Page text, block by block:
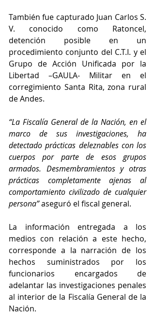
También fue capturado Juan Carlos S.
V. conocido como Ratoncel,
detención posible en un
procedimiento conjunto del C.T.I. y el
Grupo de Acción Unificada por la
Libertad –GAULA- Militar en el
corregimiento Santa Rita, zona rural
de Andes.
“La Fiscalía General de la Nación, en el
marco de sus investigaciones, ha
detectado prácticas deleznables con los
cuerpos por parte de esos grupos
armados. Desmembramientos y otras
prácticas completamente ajenas al
comportamiento civilizado de cualquier
persona” aseguró el fiscal general.
La información entregada a los
medios con relación a este hecho,
corresponde a la narración de los
hechos suministrados por los
funcionarios encargados de
adelantar las investigaciones penales
al interior de la Fiscalía General de la
Nación.